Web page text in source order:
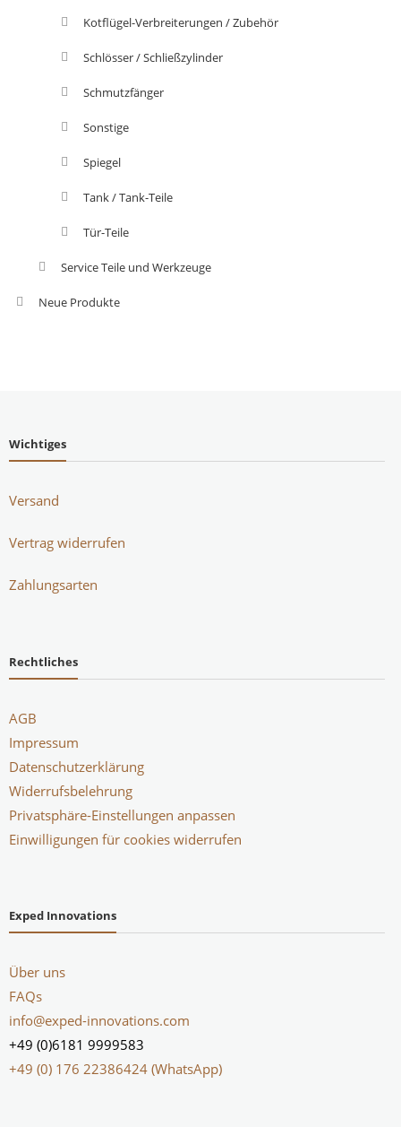
Kotflügel-Verbreiterungen / Zubehör
Schlösser / Schließzylinder
Schmutzfänger
Sonstige
Spiegel
Tank / Tank-Teile
Tür-Teile
Service Teile und Werkzeuge
Neue Produkte
Wichtiges
Versand
Vertrag widerrufen
Zahlungsarten
Rechtliches
AGB
Impressum
Datenschutzerklärung
Widerrufsbelehrung
Privatsphäre-Einstellungen anpassen
Einwilligungen für cookies widerrufen
Exped Innovations
Über uns
FAQs
info@exped-innovations.com
+49 (0)6181 9999583
+49 (0) 176 22386424 (WhatsApp)